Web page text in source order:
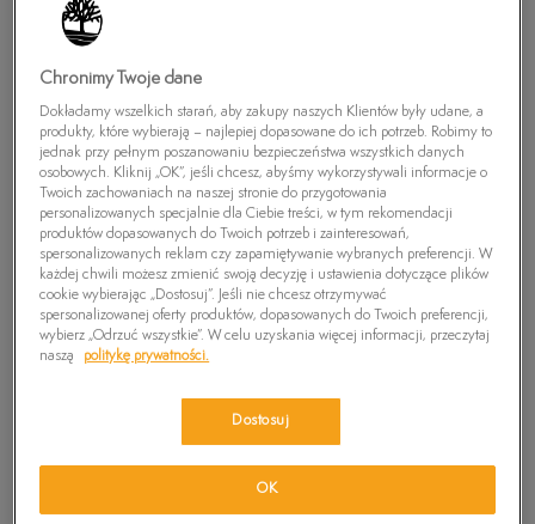
Wybrane: CZARNY Wyczyść
NEW
ACCESS LOW LACE UP
TIMBERLAND EMERSON
STREET LOW LACE UP
Chronimy Twoje dane
Dokładamy wszelkich starań, aby zakupy naszych Klientów były udane, a
produkty, które wybierają – najlepiej dopasowane do ich potrzeb. Robimy to
jednak przy pełnym poszanowaniu bezpieczeństwa wszystkich danych
osobowych. Kliknij „OK”, jeśli chcesz, abyśmy wykorzystywali informacje o
Twoich zachowaniach na naszej stronie do przygotowania
personalizowanych specjalnie dla Ciebie treści, w tym rekomendacji
produktów dopasowanych do Twoich potrzeb i zainteresowań,
spersonalizowanych reklam czy zapamiętywanie wybranych preferencji. W
każdej chwili możesz zmienić swoją decyzję i ustawienia dotyczące plików
cookie wybierając „Dostosuj”. Jeśli nie chcesz otrzymywać
spersonalizowanej oferty produktów, dopasowanych do Twoich preferencji,
wybierz „Odrzuć wszystkie”. W celu uzyskania więcej informacji, przeczytaj
naszą
politykę prywatności.
Dostosuj
OK